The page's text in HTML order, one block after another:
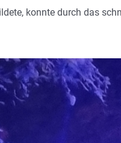
konnte durch das